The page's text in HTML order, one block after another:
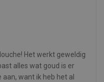
Het werkt geweldig
alles wat goud is er
want ik heb het al